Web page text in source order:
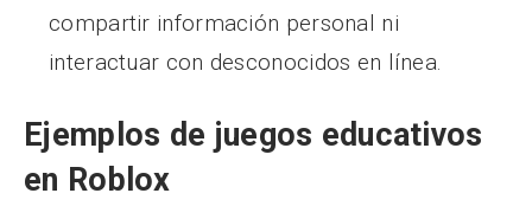
compartir información personal ni
interactuar con desconocidos en línea.
Ejemplos de juegos educativos
en Roblox